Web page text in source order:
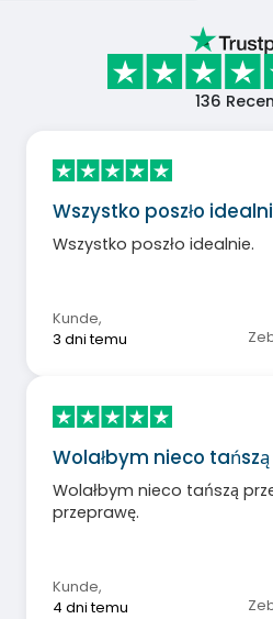
136
Wszystko poszło
Wszystko poszło idealnie.
Kunde,
3 dni temu
Wolałbym nieco
Wolałbym nieco tańszą
przeprawę.
Kunde,
4 dni temu